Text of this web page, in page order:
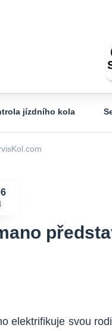
jízdního kola
elektrifikuje svou